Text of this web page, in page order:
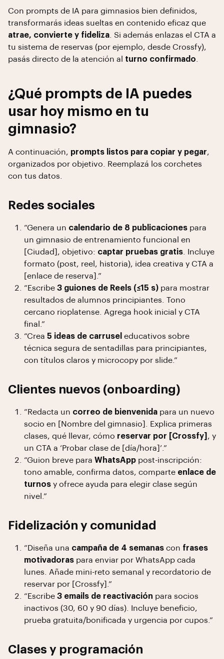
Con prompts de IA para gimnasios bien definidos,
transformarás ideas sueltas en contenido eficaz que
atrae, convierte y fideliza . Si además enlazas el CTA a
tu sistema de reservas (por ejemplo, desde Crossfy),
pasás directo de la atención al turno confirmado
¿Qué prompts de IA puedes
usar hoy mismo en tu
gimnasio?
A continuación, prompts listos para copiar y pegar,
organizados por objetivo. Reemplazá los corchetes
con tus datos.
Redes sociales
“Genera un calendario de 8 publicaciones para
un gimnasio de entrenamiento funcional en
[Ciudad], objetivo: captar pruebas gratis . Incluye
formato (post, reel, historia), idea creativa y CTA a
[enlace de reserva].”
“Escribe 3 guiones de Reels (≤15 s) para mostrar
resultados de alumnos principiantes. Tono
cercano rioplatense. Agrega hook inicial y CTA
final.”
“Crea 5 ideas de carrusel educativos sobre
técnica segura de sentadillas para principiantes,
con títulos claros y microcopy por slide.”
Clientes nuevos (onboarding)
“Redacta un correo de bienvenida para un nuevo
socio en [Nombre del gimnasio]. Explica primeras
clases, qué llevar, cómo reservar por [Crossfy] , y
un CTA a ‘Probar clase de [día/hora]’.”
“Guion breve para WhatsApp post-inscripción:
tono amable, confirma datos, comparte enlace de
turnos y ofrece ayuda para elegir clase según
nivel.”
Fidelización y comunidad
“Diseña una campaña de 4 semanas con frases
motivadoras para enviar por WhatsApp cada
lunes. Añade mini-reto semanal y recordatorio de
reservar por [Crossfy].”
“Escribe 3 emails de reactivación para socios
inactivos (30, 60 y 90 días). Incluye beneficio,
prueba gratuita/bonificada y urgencia por cupos.”
Clases y programación